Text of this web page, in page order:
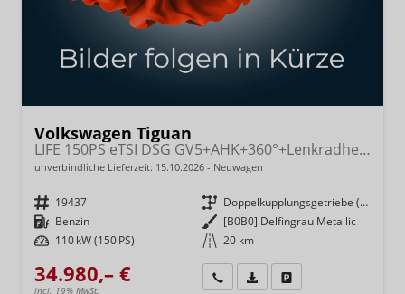
Volkswagen Tiguan
LIFE 150PS eTSI DSG GV5+AHK+360°+Lenkradheiz+IQ.Drive+ACC+App+eHeck+LED
unverbindliche Lieferzeit: 15.10.2026 Neuwagen
Fahrzeugnr. 19437 Getriebe
Doppelkupplungsgetriebe (DSG)
Kraftstoff Benzin Außenfarbe [B0B0] Delfingrau Metallic
Leistung 110 kW (150 PS) Kilometerstand 20 km
34.980,– €
incl. 19% MwSt.
Wir rufen Sie anFahrzeugexposé (PDF)